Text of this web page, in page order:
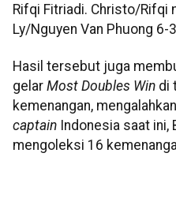
Rifqi Fitriadi. Christo/Rifqi
Ly/Nguyen Van Phuong 6-
Hasil tersebut juga
gelar Most Doubles Win di
kemenangan,
captain Indonesia saat ini,
mengoleksi 16